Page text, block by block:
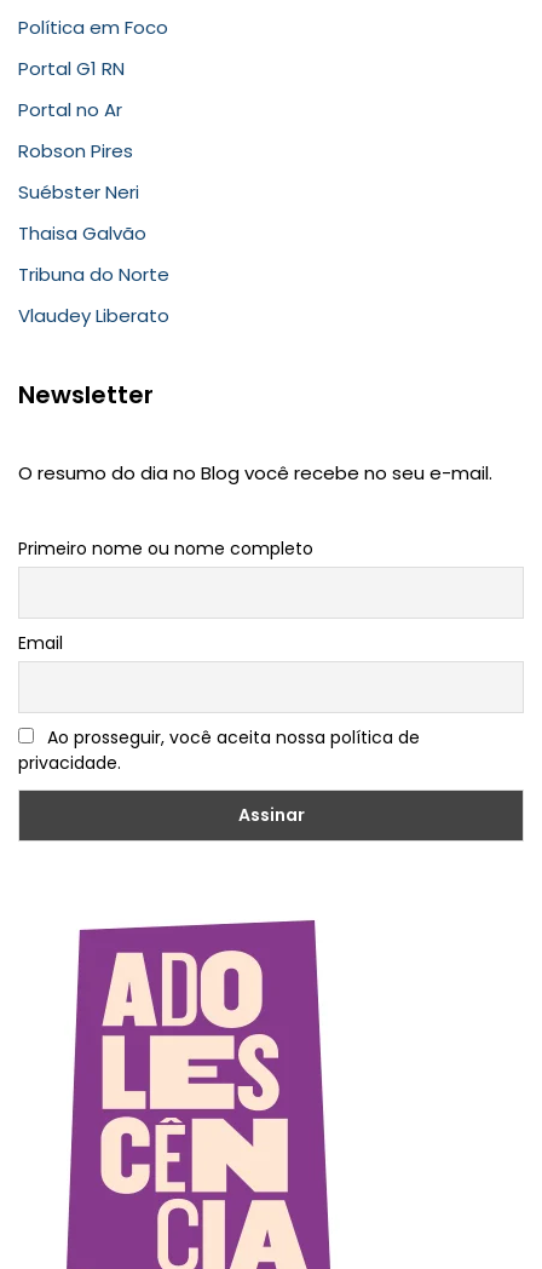
Política em Foco
Portal G1 RN
Portal no Ar
Robson Pires
Suébster Neri
Thaisa Galvão
Tribuna do Norte
Vlaudey Liberato
Newsletter
O resumo do dia no Blog você recebe no seu e-mail.
Primeiro nome ou nome completo
Email
Ao prosseguir, você aceita nossa política de
privacidade.